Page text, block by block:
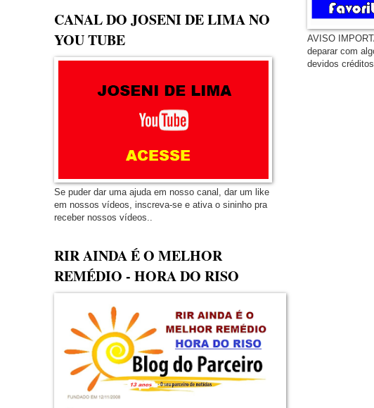
AVISO
deparar com
devidos
CANAL DO JOSENI DE LIMA NO
YOU TUBE
Se puder dar uma ajuda em nosso canal, dar um like
em nossos vídeos, inscreva-se e ativa o sininho pra
receber nossos vídeos..
RIR AINDA É O MELHOR
REMÉDIO - HORA DO RISO